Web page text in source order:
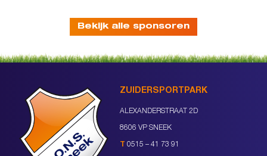
Bekijk alle sponsoren
ZUIDERSPORTPARK
ALEXANDERSTRAAT 2D
8606 VP SNEEK
0515 – 41 73 91